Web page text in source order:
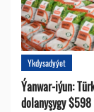
Ykdysadyýet
Ýanwar-iýun:
dolanyşygy